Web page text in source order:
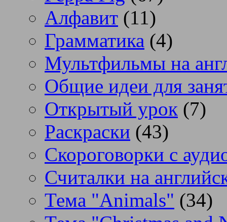
Алфавит (11)
Грамматика (4)
Мультфильмы на
Общие идеи для
Открытый урок (7)
Раскраски (43)
Скороговорки с
Считалки на
Тема "Animals" (34)